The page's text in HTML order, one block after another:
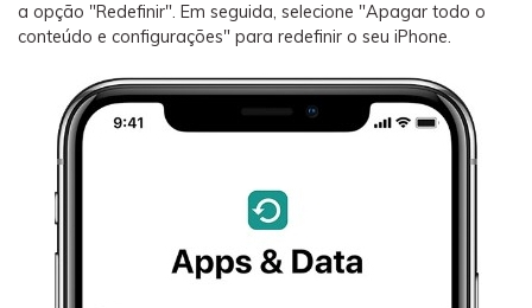
a opção "Redefinir". Em seguida, selecione "Apagar todo o
conteúdo e configurações" para redefinir o seu iPhone.